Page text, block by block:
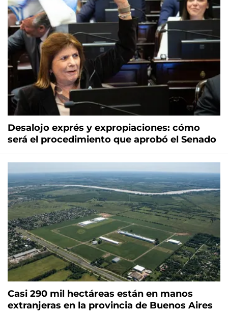
Desalojo exprés y expropiaciones: cómo
será el procedimiento que aprobó el Senado
Casi 290 mil hectáreas están en manos
extranjeras en la provincia de Buenos Aires